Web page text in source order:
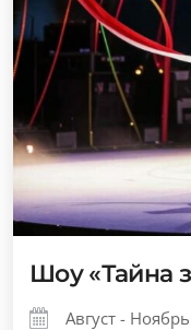
Шоу «Тайна
Август -